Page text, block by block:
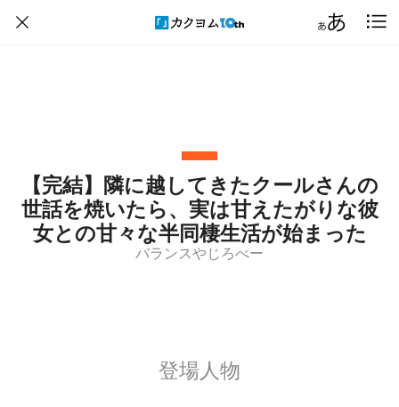
【完結】隣に越してきたクールさんの
世話を焼いたら、実は甘えたがりな彼
女との甘々な半同棲生活が始まった
バランスやじろべー
登場人物